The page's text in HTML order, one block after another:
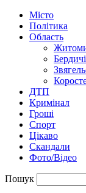
Місто
Політика
Область
ДТП
Кримінал
Гроші
Спорт
Цікаво
Скандали
Фото/Відео
Пошук